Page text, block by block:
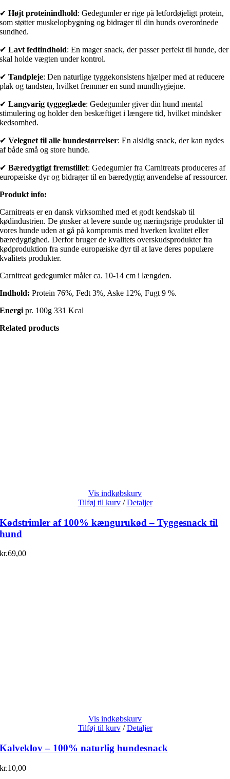
✔Højt proteinindhold: Gedegumler er rige på letfordøjeligt protein,
som støtter muskelopbygning og bidrager til din hunds overordnede
sundhed.
✔Lavt fedtindhold: En mager snack, der passer perfekt til hunde, der
skal holde vægten under kontrol.
✔Tandpleje: Den naturlige tyggekonsistens hjælper med at reducere
plak og tandsten, hvilket fremmer en sund mundhygiejne.
✔Langvarig tyggeglæde: Gedegumler giver din hund mental
stimulering og holder den beskæftiget i længere tid, hvilket mindsker
kedsomhed.
✔Velegnet til alle hundestørrelser: En alsidig snack, der kan nydes
af både små og store hunde.
✔Bæredygtigt fremstillet: Gedegumler fra Carnitreats produceres af
europæiske dyr og bidrager til en bæredygtig anvendelse af ressourcer.
Produkt info:
Carnitreats er en dansk virksomhed med et godt kendskab til
kødindustrien. De ønsker at levere sunde og næringsrige produkter til
vores hunde uden at gå på kompromis med hverken kvalitet eller
bæredygtighed. Derfor bruger de kvalitets overskudsprodukter fra
kødproduktion fra sunde europæiske dyr til at lave deres populære
kvalitets produkter.
Carnitreat gedegumler måler ca. 10-14 cm i længden.
Indhold: Protein 76%, Fedt 3%, Aske 12%, Fugt 9 %.
Energi pr. 100g 331 Kcal
Related products
Vis indkøbskurv
Tilføj til kurv / Detaljer
Kødstrimler af 100% kængurukød – Tyggesnack til
hund
kr.69,00
Vis indkøbskurv
Tilføj til kurv / Detaljer
Kalveklov – 100% naturlig hundesnack
kr.10,00